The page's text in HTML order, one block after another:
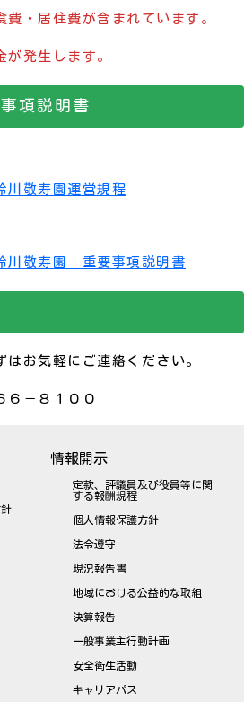
・居住費が含まれています。
発生します。
項説明書
川敬寿園運営規程
川敬寿園 重要事項説明書
お気軽にご連絡ください。
－８１００
情報開示
定款、評議員及び役員等に関
する報酬規程
個人情報保護方針
法令遵守
現況報告書
地域における公益的な取組
決算報告
一般事業主行動計画
安全衛生活動
キャリアパス